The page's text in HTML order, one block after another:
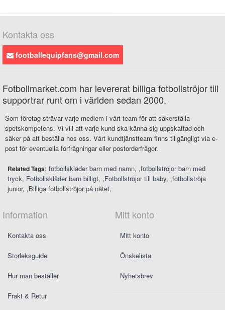
Kontakta oss
footballequipfans@gmail.com
Fotbollmarket.com har levererat billiga fotbollströjor till
supportrar runt om i världen sedan 2000.
Som företag strävar varje medlem i vårt team för att säkerställa
spetskompetens. Vi vill att varje kund ska känna sig uppskattad och
säker på att beställa hos oss. Vårt kundtjänstteam finns tillgängligt via e-
post för eventuella förfrågningar eller postorderfrågor.
Related Tags: fotbollskläder barn med namn ,fotbollströjor barn med
tryck Fotbollskläder barn billigt ,Fotbollströjor till baby ,fotbollströja
junior ,Billiga fotbollströjor på nätet
Information
Kontakta oss
Storleksguide
Hur man beställer
Frakt & Retur
Mitt konto
Mitt konto
Önskelista
Nyhetsbrev